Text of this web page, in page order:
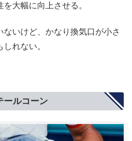
大幅に向上させる。
ないけど、かなり換気口が小さ
れない。
ールコーン